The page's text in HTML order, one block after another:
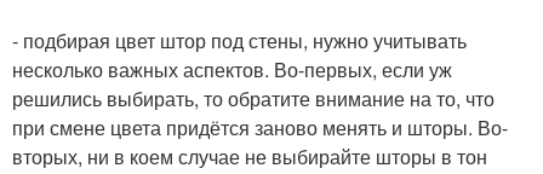
- подбирая цвет штор под стены, нужно учитывать
несколько важных аспектов. Во-первых, если уж
решились выбирать, то обратите внимание на то, что
при смене цвета придётся заново менять и шторы. Во-
вторых, ни в коем случае не выбирайте шторы в тон